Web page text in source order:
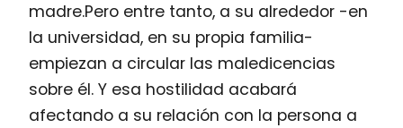
madre.Pero entre tanto, a su alrededor -en
la universidad, en su propia familia-
empiezan a circular las maledicencias
sobre él. Y esa hostilidad acabará
afectando a su relación con la persona a